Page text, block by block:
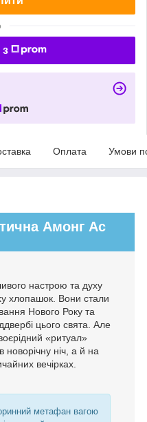
з
Оплата Умови
Амонг Ас
настрою та духу
хлопашок. Вони стали
Нового Року та
цього свята. Але
«ритуал»
новорічну ніч, а й на
вечірках.
метафан вагою